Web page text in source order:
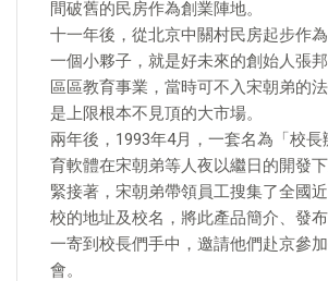
間破舊的民房作為創業陣地。
十一年後，從北京中關村民房起步作
一個小夥子，就是好未來的創始人張邦
區區教育事業，當時可不入宋朝弟的
是上限根本不見頂的大市場。
兩年後，1993年4月，一套名為「校
育軟體在宋朝弟等人夜以繼日的開發下
緊接著，宋朝弟帶領員工搜集了全國
校的地址及校名，將此產品簡介、發
一寄到校長們手中，邀請他們赴京參
會。